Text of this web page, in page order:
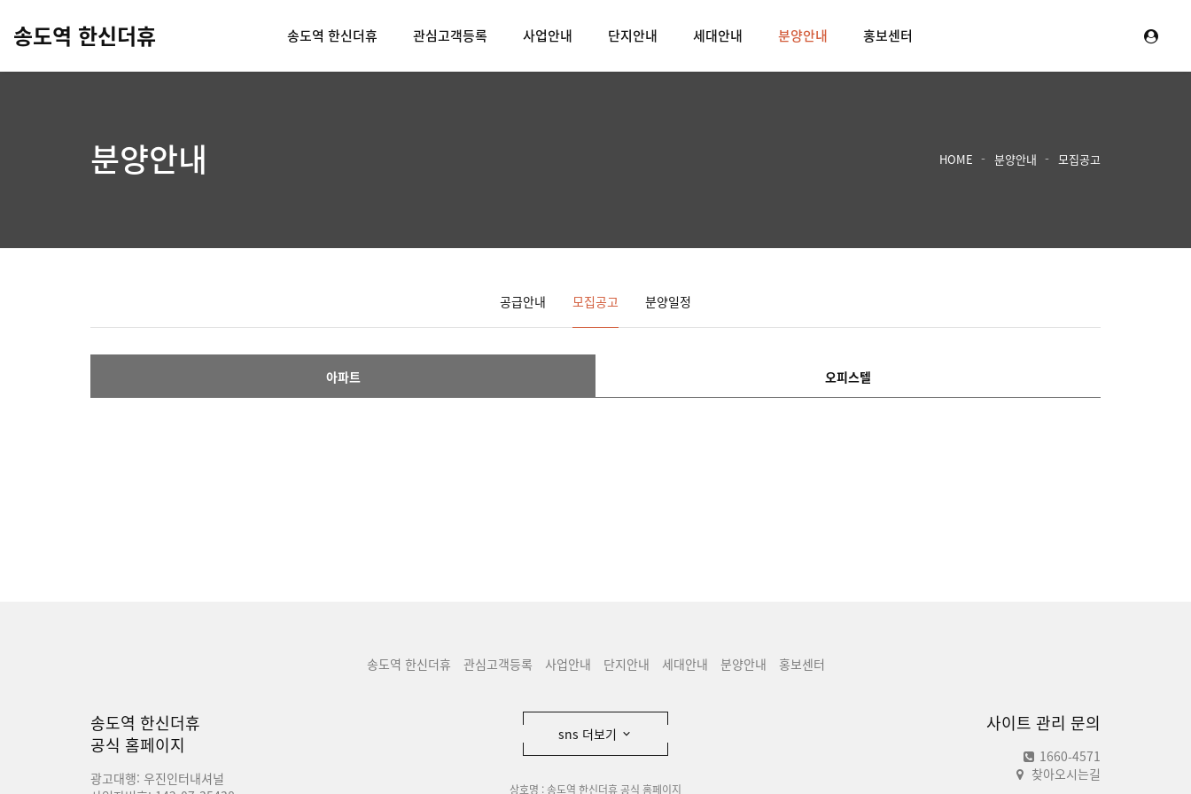
송도역 한신더휴 송도역 한신더휴 관심고객등록 사업안내 단지안내 세대안내 분양안내 홍보센터
분양안내 HOME 분양안내 모집공고
공급안내 모집공고 분양일정
아파트 오피스텔
송도역 한신더휴 관심고객등록 사업안내 단지안내 세대안내 분양안내 홍보센터
송도역 한신더휴
공식 홈페이지
광고대행: 우진인터내셔널
사이트 관리 문의
1660-4571
찾아오시는길
sns 더보기
상호명 : 송도역 한신더휴 공식 홈페이지